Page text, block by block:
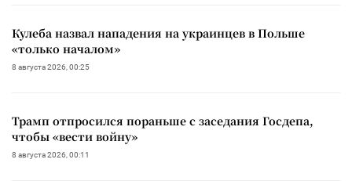
Кулеба назвал нападения на украинцев в Польше
«только началом»
8 августа 2026, 00:25
Трамп отпросился пораньше с заседания Госдепа,
чтобы «вести войну»
8 августа 2026, 00:11